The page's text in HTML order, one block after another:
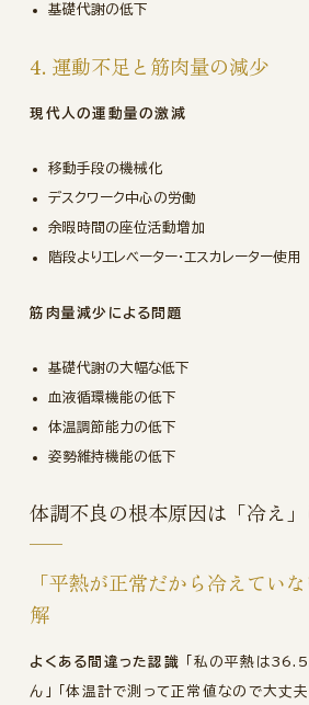
基礎代謝の低下
4. 運動不足と筋肉量の減少
現代人の運動量の激減
移動手段の機械化
デスクワーク中心の労働
余暇時間の座位活動増加
階段よりエレベーター・エスカレーター使用
筋肉量減少による問題
基礎代謝の大幅な低下
血液循環機能の低下
体温調節能力の低下
姿勢維持機能の低下
体調不良の根本原因は「冷え
「平熱が正常だから冷えてい
解
よくある間違った認識 「私の平熱は
ん」 「体温計で測って正常値なので大丈夫